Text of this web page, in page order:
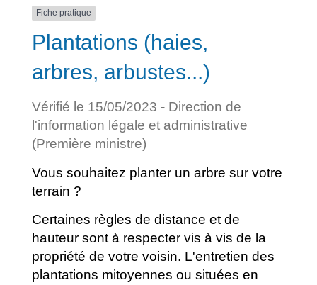
Fiche pratique
Plantations (haies,
arbres, arbustes...)
Vérifié le 15/05/2023 - Direction de
l'information légale et administrative
(Première ministre)
Vous souhaitez planter un arbre sur votre
terrain ?
Certaines règles de distance et de
hauteur sont à respecter vis à vis de la
propriété de votre voisin. L'entretien des
plantations mitoyennes ou situées en